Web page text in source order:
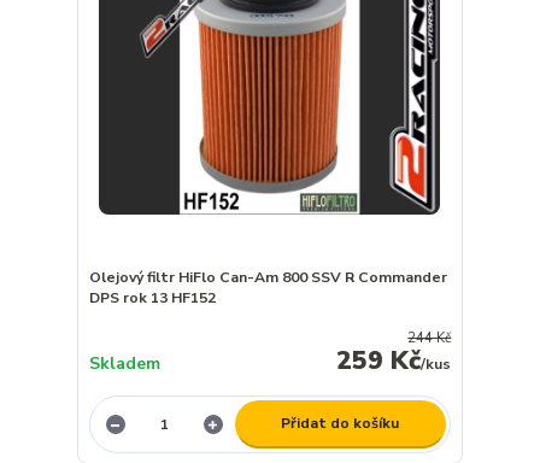
Olejový filtr HiFlo Can-Am 800 SSV R Commander
DPS rok 13 HF152
244 Kč
259 Kč/kus
Skladem
Přidat do košíku